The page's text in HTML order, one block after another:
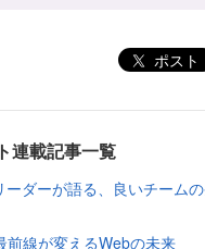
ポスト
連載記事一覧
ダーが語る、良いチーム
線が変えるWebの未来